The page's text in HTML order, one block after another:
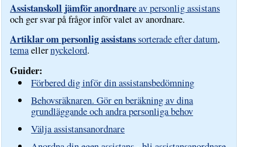
Assistanskoll jämför anordnareav personlig assistans
och ger svar på frågor inför valet av anordnare.
Artiklar om personlig assistanssorterade efter datum,
temaellernyckelord.
Guider:
Förbered dig inför din assistansbedömning
Behovsräknaren. Gör en beräkning av dina
grundläggande och andra personliga behov
Välja assistansanordnare